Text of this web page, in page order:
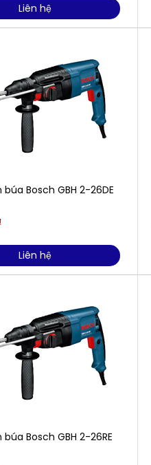
Liên hệ
Bosch GBH 2-26DE
Liên hệ
Bosch GBH 2-26RE